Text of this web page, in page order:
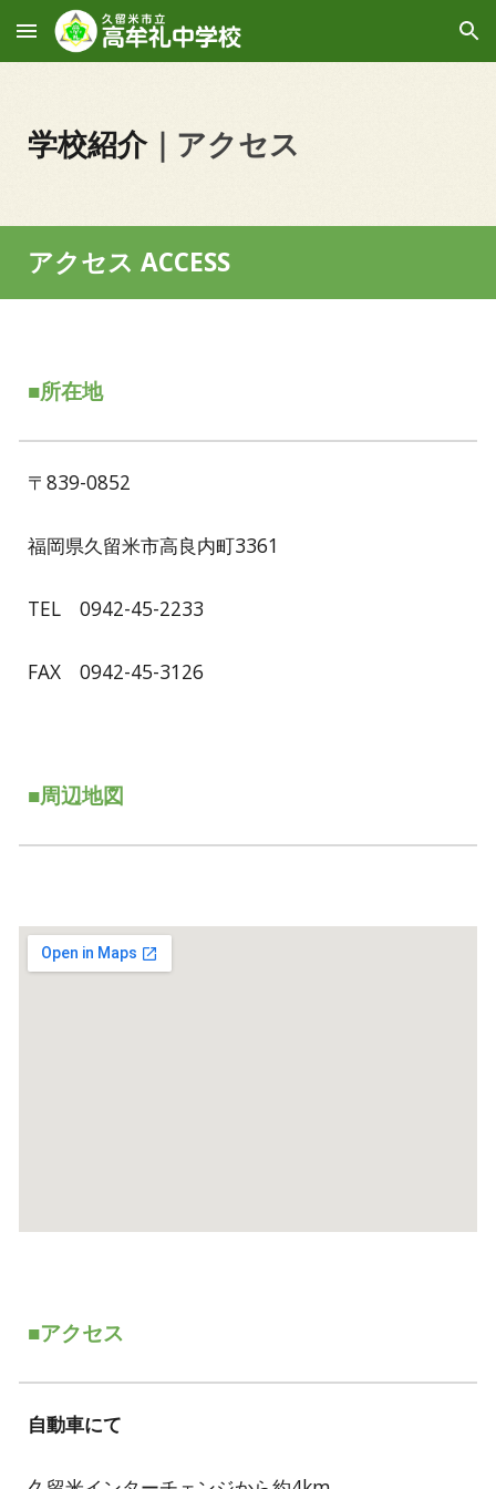
Skip to main content Skip to navigation
学校紹介｜ アクセス
アクセス ACCESS
■所在地
〒839-0852
福岡県久留米市高良内町3361
TEL 0942-45-2233
FAX 0942-45-3126
■周辺地図
■アクセス
自動車にて